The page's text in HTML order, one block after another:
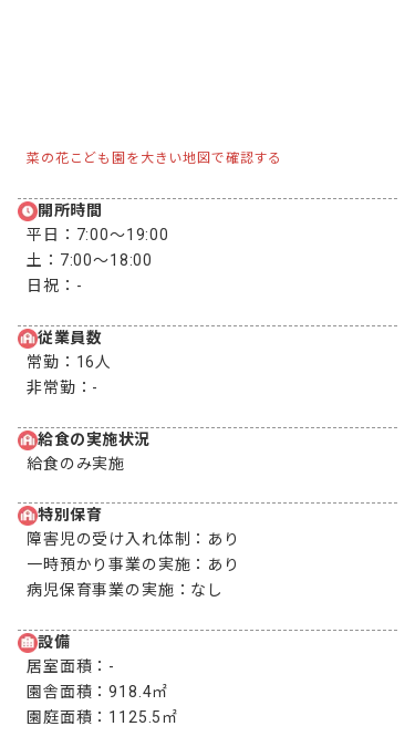
菜の花こども園を大きい地図で確認する
開所時間
平日： 7:00〜19:00
土： 7:00〜18:00
日祝： -
従業員数
常勤： 16人
非常勤： -
給食の実施状況
給食のみ実施
特別保育
障害児の受け入れ体制： あり
一時預かり事業の実施： あり
病児保育事業の実施： なし
設備
居室面積： -
園舎面積：918.4㎡
園庭面積： 1125.5㎡